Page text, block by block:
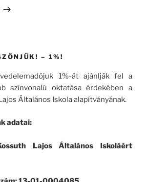
– 1%!
1%-át ajánlják fel a
színvonalú oktatása érdekében a
Általános Iskola alapítványának.
adatai:
Lajos Általános Iskoláért